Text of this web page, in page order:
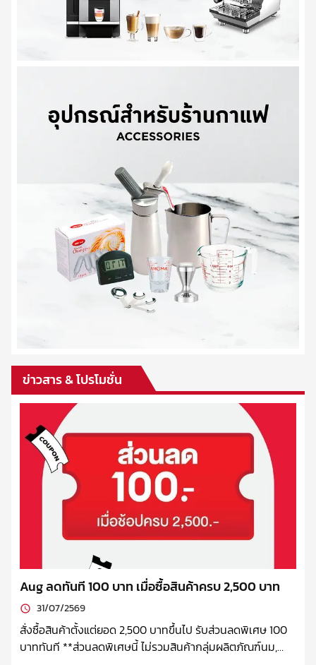
ข่าวสาร & โปรโมชั่น
Aug ลดทันที 100 บาท เมื่อซื้อสินค้าครบ 2,500 บาท
31/07/2569
สั่งซื้อสินค้าตั้งแต่ยอด 2,500 บาทขึ้นไป รับส่วนลดพิเศษ 100
บาททันที **ส่วนลดพิเศษนี้ ไม่รวมสินค้ากลุ่มผลิตภัณฑ์นม,